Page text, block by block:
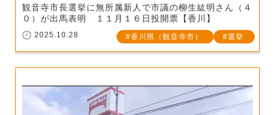
観音寺市長選挙に無所属新人で市議の柳生紘明さん（４
０）が出馬表明 １１月１６日投開票【香川】
2025.10.28 香川県（観音寺市） 選挙